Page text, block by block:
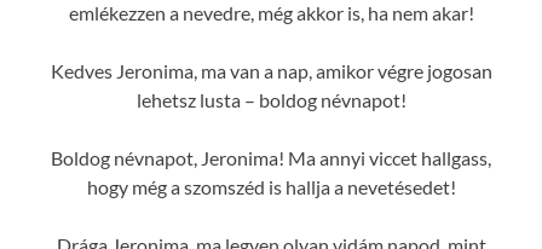
emlékezzen a nevedre, még akkor is, ha nem akar!
Kedves Jeronima, ma van a nap, amikor végre jogosan
lehetsz lusta – boldog névnapot!
Boldog névnapot, Jeronima! Ma annyi viccet hallgass,
hogy még a szomszéd is hallja a nevetésedet!